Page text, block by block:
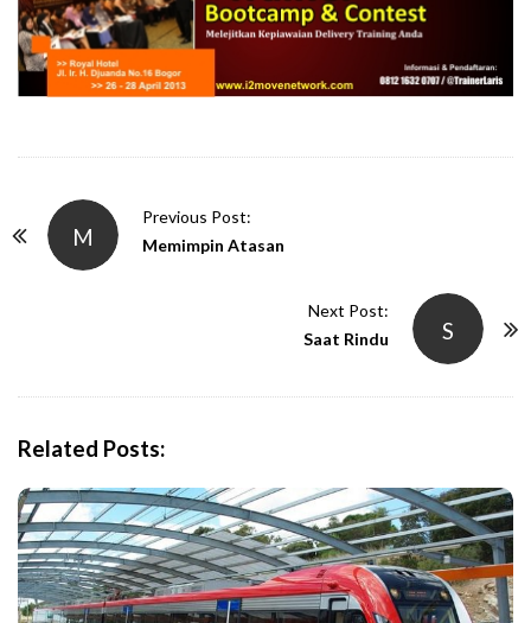
M
Previous Post:
Memimpin Atasan
S
Next Post:
Saat Rindu
Related Posts: